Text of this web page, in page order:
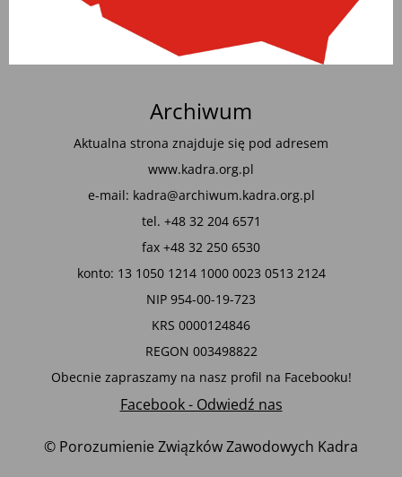
Archiwum
Aktualna strona znajduje się pod adresem
www.kadra.org.pl
e-mail: kadra@archiwum.kadra.org.pl
tel. +48 32 204 6571
fax +48 32 250 6530
konto: 13 1050 1214 1000 0023 0513 2124
NIP 954-00-19-723
KRS 0000124846
REGON 003498822
Obecnie zapraszamy na nasz profil na Facebooku!
Facebook - Odwiedź nas
© Porozumienie Związków Zawodowych Kadra